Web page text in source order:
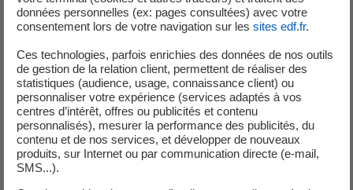
stratégiques depuis plus de 30 ans. Notre conviction est
que le développement de la mobilité électrique passe par
la mobilisation de tout un écosystème. Cela s’illustre par
des coopérations où le groupe EDF fournit à ses clients
non seulement une électricité à 97 % bas carbone
aussi l’expertise de ses équipes commerciales pour des
solutions énergétiques adaptées et innovantes».
«Ce partenariat fait écho à notre stratégie «BEYOND
ZERO», qui signifie « aller au-delà de zéro », en proposant
données personnelles (ex: pages consultées) avec votre
consentement lors de votre navigation sur les sites edf.fr.
Ces technologies, parfois enrichies des données de nos outils
de gestion de la relation client, permettent de réaliser des
statistiques (audience, usage, connaissance client) ou
personnaliser votre expérience (services adaptés à vos
centres d’intérêt, offres ou publicités et contenu
personnalisés), mesurer la performance des publicités, du
contenu et de nos services, et développer de nouveaux
produits, sur Internet ou par communication directe (e-mail,
SMS...).